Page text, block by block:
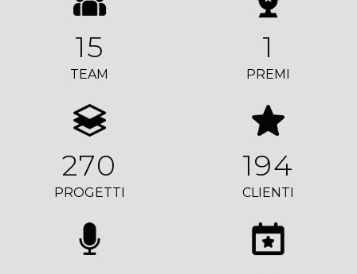
15
TEAM
1
PREMI
270
PROGETTI
194
CLIENTI